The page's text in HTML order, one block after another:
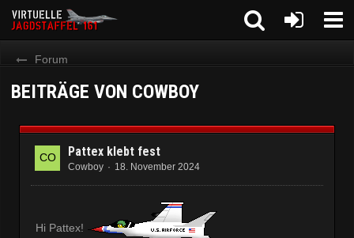
Forum
BEITRÄGE VON COWBOY
Pattex klebt fest
Cowboy 18. November 2024
Hi Pattex!